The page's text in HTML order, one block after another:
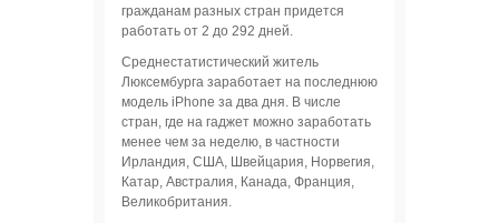
гражданам разных стран придется
работать от 2 до 292 дней.
Среднестатистический житель
Люксембурга заработает на последнюю
модель iPhone за два дня. В числе
стран, где на гаджет можно заработать
менее чем за неделю, в частности
Ирландия, США, Швейцария, Норвегия,
Катар, Австралия, Канада, Франция,
Великобритания.